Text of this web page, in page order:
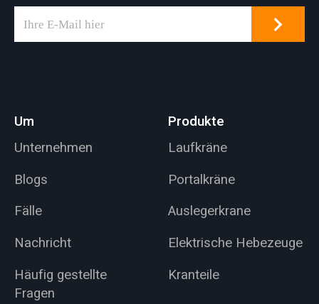
Um
Unternehmen
Blogs
Fälle
Nachricht
Häufig gestellte
Fragen
Produkte
Laufkräne
Portalkräne
Auslegerkrane
Elektrische Hebezeuge
Kranteile